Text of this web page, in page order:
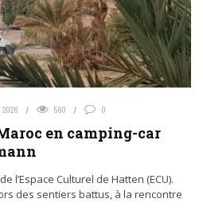
560 0
en camping-car
l’Espace Culturel de Hatten (ECU).
des sentiers battus, à la rencontre